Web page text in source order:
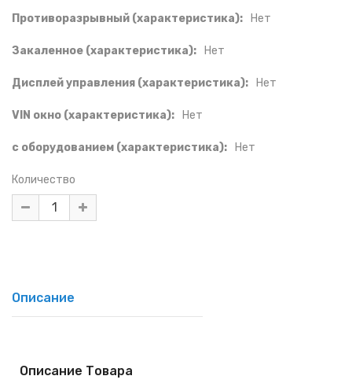
Противоразрывный (характеристика): Нет
Закаленное (характеристика): Нет
Дисплей управления (характеристика): Нет
VIN окно (характеристика): Нет
с оборудованием (характеристика): Нет
Количество
Описание
Описание Товара